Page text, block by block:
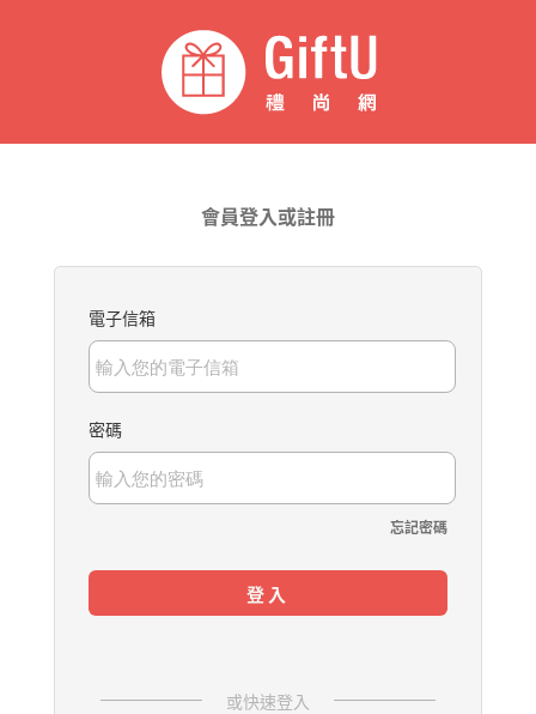
會員登入或註冊
電子信箱
密碼
忘記密碼
登入
或快速登入